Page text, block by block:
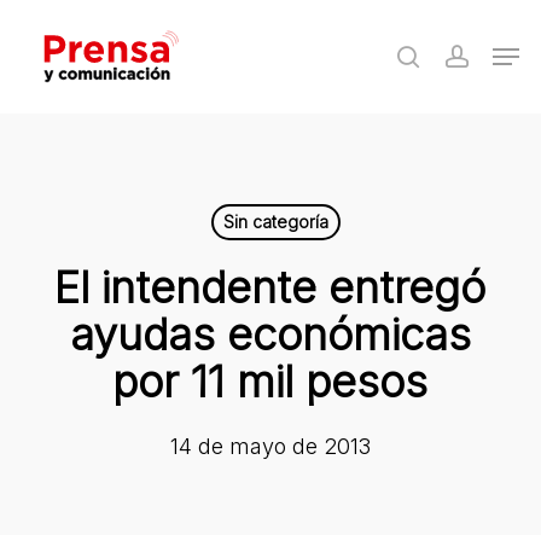
main
search
Sin categoría
El intendente entregó
ayudas económicas
por 11 mil pesos
14 de mayo de 2013